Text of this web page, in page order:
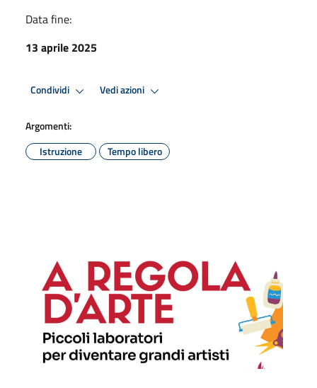
Data fine:
13 aprile 2025
Condividi Vedi azioni
Argomenti:
Istruzione
Tempo libero